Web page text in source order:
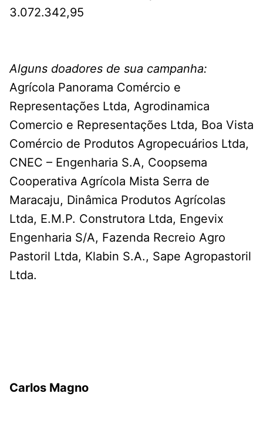
3.072.342,95
Alguns doadores de sua campanha:
Agrícola Panorama Comércio e
Representações Ltda, Agrodinamica
Comercio e Representações Ltda, Boa Vista
Comércio de Produtos Agropecuários Ltda,
CNEC – Engenharia S.A, Coopsema
Cooperativa Agrícola Mista Serra de
Maracaju, Dinâmica Produtos Agrícolas
Ltda, E.M.P. Construtora Ltda, Engevix
Engenharia S/A, Fazenda Recreio Agro
Pastoril Ltda, Klabin S.A., Sape Agropastoril
Ltda.
Carlos Magno